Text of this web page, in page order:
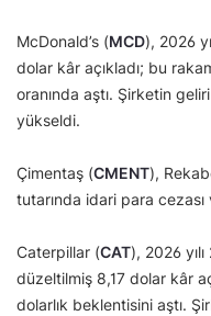
McDonald’s (MCD), 2026
dolar kâr açıkladı; bu
oranında aştı. Şirketin
yükseldi.
Çimentaş (CMENT),
tutarında idari para
Caterpillar (CAT), 2026
düzeltilmiş 8,17 dolar kâr
dolarlık beklentisini aştı.